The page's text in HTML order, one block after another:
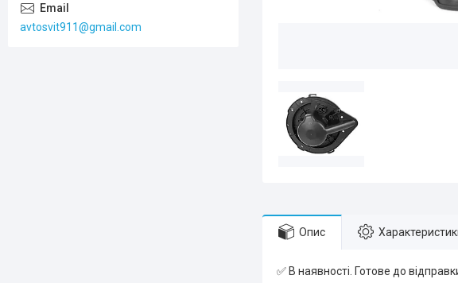
Опис
✅ В наявності. Готове до
avtosvit911@gmail.com